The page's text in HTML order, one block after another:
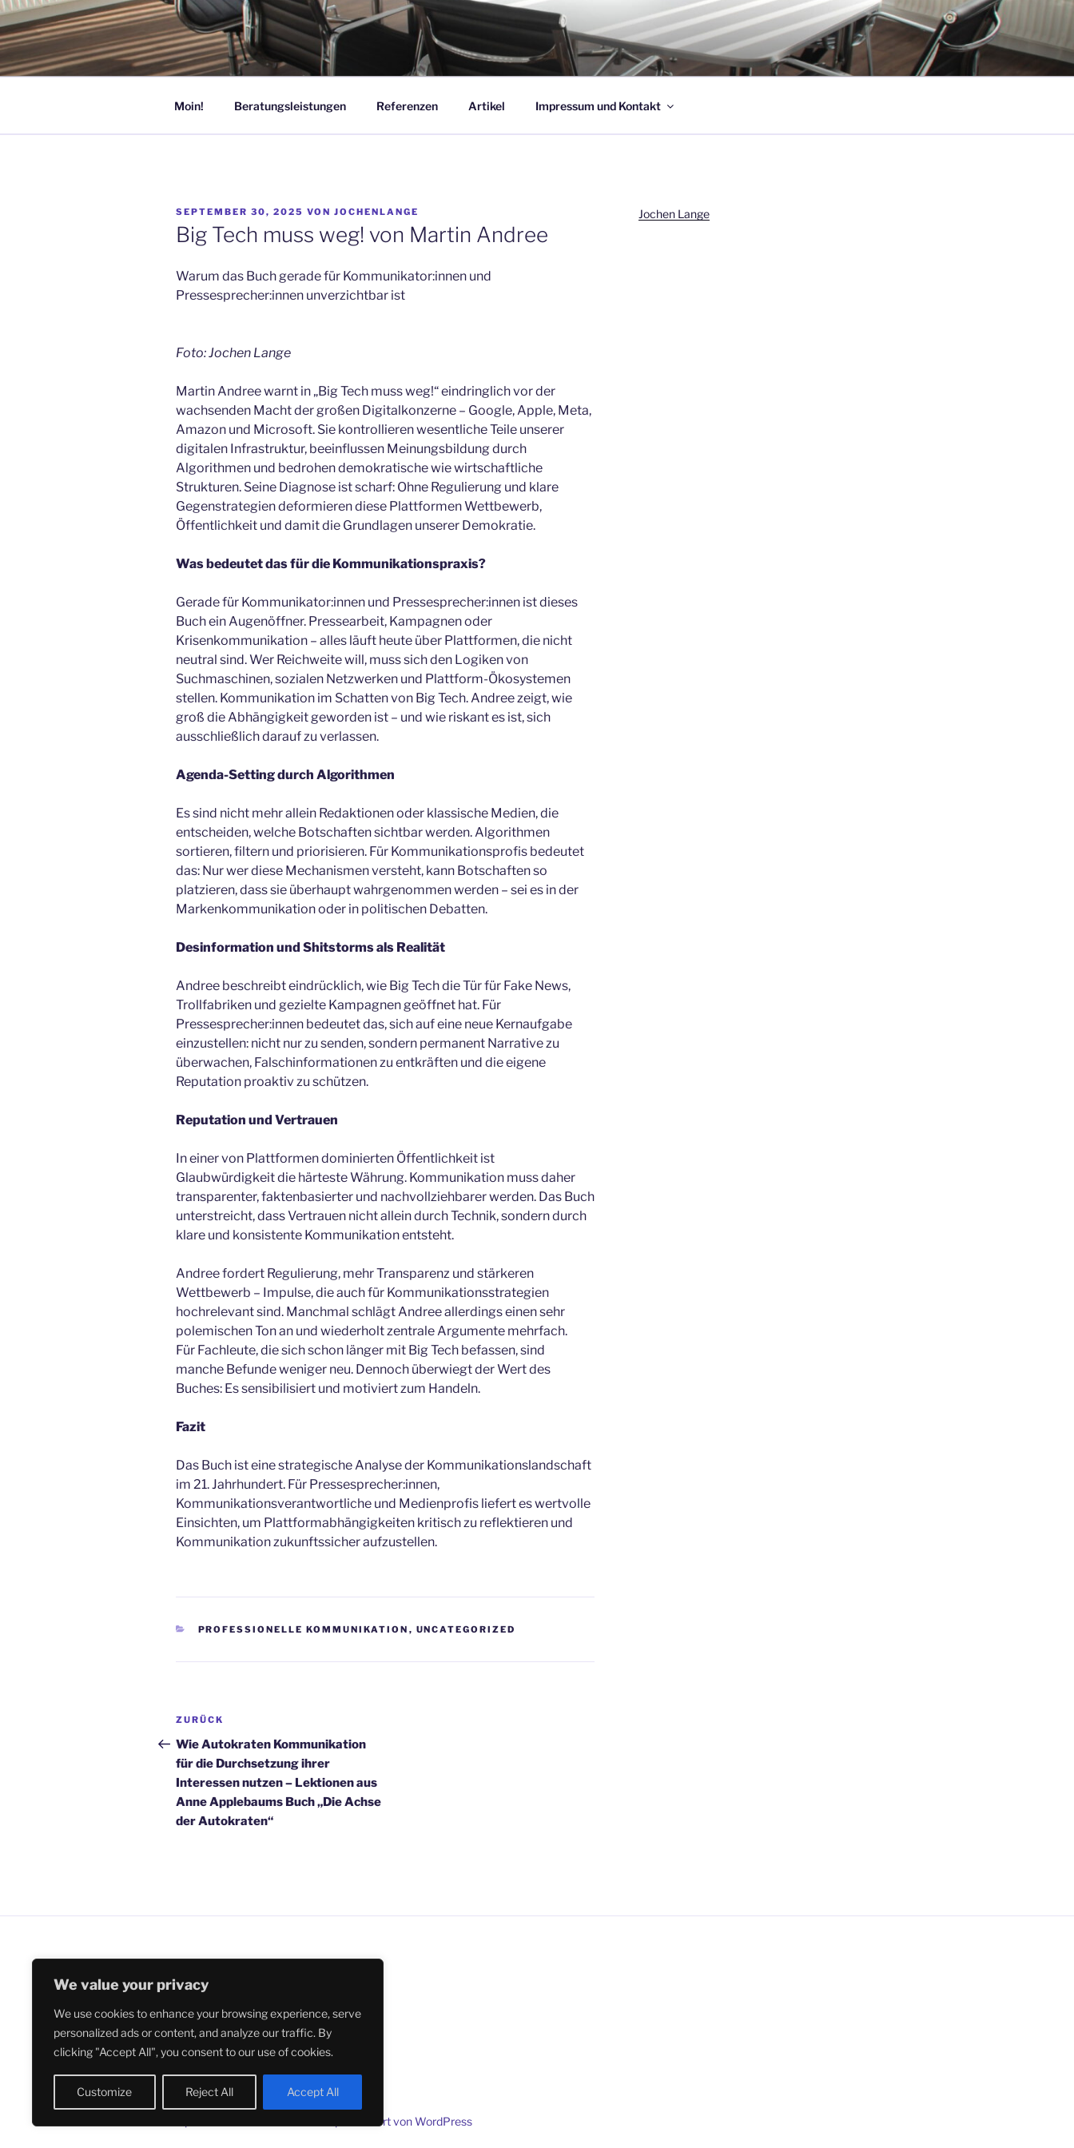
We value your privacy
We use cookies to enhance your browsing experience, serve
personalized ads or content, and analyze our traffic. By
clicking "Accept All", you consent to our use of cookies.
Customize Reject All Accept All
Zum
Inhalt
springen
JOCHEN LANGE
KOMMUNIKATION
Moin! Beratungsleistungen Referenzen Artikel Impressum und Kontakt
VERÖFFENTLICHT
AM
SEPTEMBER 30, 2025 VON JOCHENLANGE
Big Tech muss weg! von Martin Andree
Warum das Buch gerade für Kommunikator:innen und
Pressesprecher:innen unverzichtbar ist
Foto: Jochen Lange
Martin Andree warnt in „Big Tech muss weg!“ eindringlich vor der
wachsenden Macht der großen Digitalkonzerne – Google, Apple, Meta,
Amazon und Microsoft. Sie kontrollieren wesentliche Teile unserer
digitalen Infrastruktur, beeinflussen Meinungsbildung durch
Algorithmen und bedrohen demokratische wie wirtschaftliche
Strukturen. Seine Diagnose ist scharf: Ohne Regulierung und klare
Gegenstrategien deformieren diese Plattformen Wettbewerb,
Öffentlichkeit und damit die Grundlagen unserer Demokratie.
Was bedeutet das für die Kommunikationspraxis?
Gerade für Kommunikator:innen und Pressesprecher:innen ist dieses
Buch ein Augenöffner. Pressearbeit, Kampagnen oder
Krisenkommunikation – alles läuft heute über Plattformen, die nicht
neutral sind. Wer Reichweite will, muss sich den Logiken von
Suchmaschinen, sozialen Netzwerken und Plattform-Ökosystemen
stellen. Kommunikation im Schatten von Big Tech. Andree zeigt, wie
groß die Abhängigkeit geworden ist – und wie riskant es ist, sich
ausschließlich darauf zu verlassen.
Agenda-Setting durch Algorithmen
Es sind nicht mehr allein Redaktionen oder klassische Medien, die
entscheiden, welche Botschaften sichtbar werden. Algorithmen
sortieren, filtern und priorisieren. Für Kommunikationsprofis bedeutet
das: Nur wer diese Mechanismen versteht, kann Botschaften so
platzieren, dass sie überhaupt wahrgenommen werden – sei es in der
Markenkommunikation oder in politischen Debatten.
Desinformation und Shitstorms als Realität
Andree beschreibt eindrücklich, wie Big Tech die Tür für Fake News,
Trollfabriken und gezielte Kampagnen geöffnet hat. Für
Pressesprecher:innen bedeutet das, sich auf eine neue Kernaufgabe
einzustellen: nicht nur zu senden, sondern permanent Narrative zu
überwachen, Falschinformationen zu entkräften und die eigene
Reputation proaktiv zu schützen.
Reputation und Vertrauen
In einer von Plattformen dominierten Öffentlichkeit ist
Glaubwürdigkeit die härteste Währung. Kommunikation muss daher
transparenter, faktenbasierter und nachvollziehbarer werden. Das Buch
unterstreicht, dass Vertrauen nicht allein durch Technik, sondern durch
klare und konsistente Kommunikation entsteht.
Andree fordert Regulierung, mehr Transparenz und stärkeren
Wettbewerb – Impulse, die auch für Kommunikationsstrategien
hochrelevant sind. Manchmal schlägt Andree allerdings einen sehr
polemischen Ton an und wiederholt zentrale Argumente mehrfach.
Für Fachleute, die sich schon länger mit Big Tech befassen, sind
manche Befunde weniger neu. Dennoch überwiegt der Wert des
Buches: Es sensibilisiert und motiviert zum Handeln.
Fazit
Das Buch ist eine strategische Analyse der Kommunikationslandschaft
im 21. Jahrhundert. Für Pressesprecher:innen,
Kommunikationsverantwortliche und Medienprofis liefert es wertvolle
Einsichten, um Plattformabhängigkeiten kritisch zu reflektieren und
Kommunikation zukunftssicher aufzustellen.
KATEGORIEN
PROFESSIONELLE KOMMUNIKATION , UNCATEGORIZED
Beitragsnavigation
Vorheriger
Beitrag
ZURÜCK
Wie Autokraten Kommunikation
für die Durchsetzung ihrer
Interessen nutzen – Lektionen aus
Anne Applebaums Buch „Die Achse
der Autokraten“
Jochen Lange
LinkedIn
Stolz präsentiert von WordPress